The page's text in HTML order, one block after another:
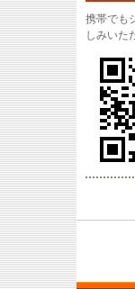
携帯でも
しみいた